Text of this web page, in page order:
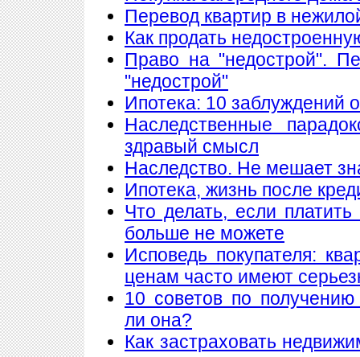
Перевод квартир в
Как продать
Право на "недострой".
"недострой"
Ипотека: 10 заблуждений
Наследственные
здравый смысл
Наследство. Не мешает
Ипотека, жизнь после
Что делать, если
больше не можете
Исповедь покупателя:
ценам часто имеют
10 советов по
ли она?
Как застраховать